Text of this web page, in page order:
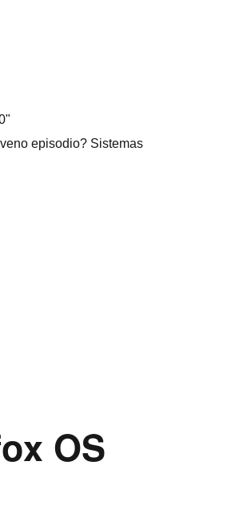
episodio? Sistemas
OS